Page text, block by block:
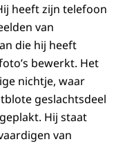
heeft zijn telefoon
van
die hij heeft
bewerkt. Het
nichtje, waar
geslachtsdeel
Hij staat
van